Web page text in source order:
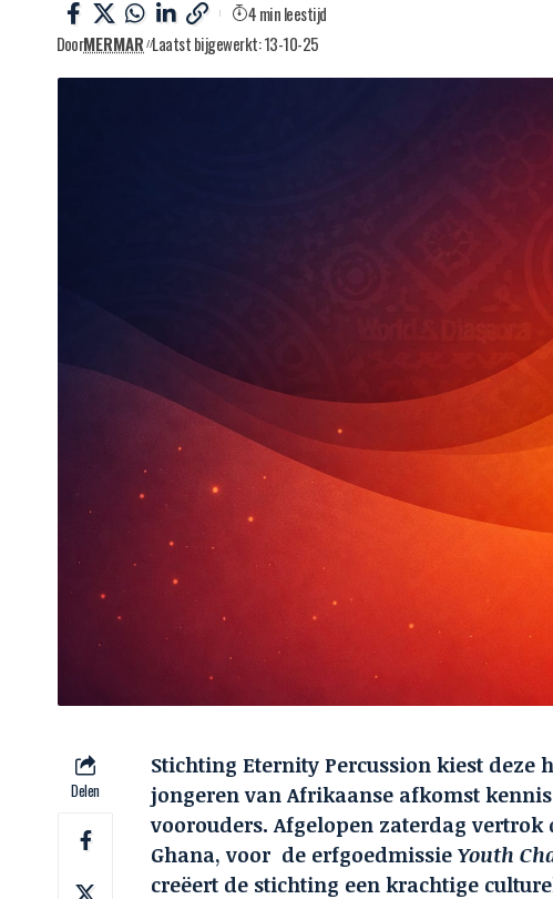
DoorMERMAR Laatst bijgewerkt: 13-10-25
4 min leestijd
Delen
Stichting Eternity Percussion kiest
jongeren van Afrikaanse afkomst
voorouders. Afgelopen zaterdag
Ghana, voor de erfgoedmissieYouth
creëert de stichting een krachtige